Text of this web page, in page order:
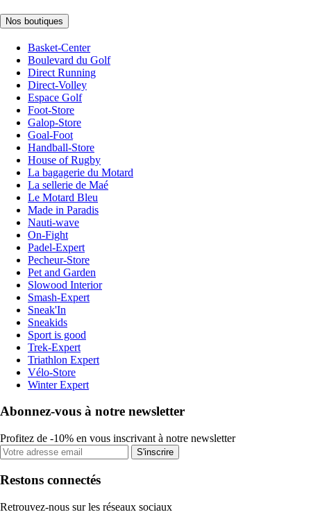
Nos boutiques
Basket-Center
Boulevard du Golf
Direct Running
Direct-Volley
Espace Golf
Foot-Store
Galop-Store
Goal-Foot
Handball-Store
House of Rugby
La bagagerie du Motard
La sellerie de Maé
Le Motard Bleu
Made in Paradis
Nauti-wave
On-Fight
Padel-Expert
Pecheur-Store
Pet and Garden
Slowood Interior
Smash-Expert
Sneak'In
Sneakids
Sport is good
Trek-Expert
Triathlon Expert
Vélo-Store
Winter Expert
Abonnez-vous à notre newsletter
Profitez de -10% en vous inscrivant à notre newsletter
S'inscrire
Restons connectés
Retrouvez-nous sur les réseaux sociaux